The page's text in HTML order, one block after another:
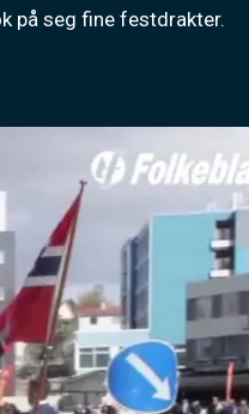
på seg fine festdrakter.